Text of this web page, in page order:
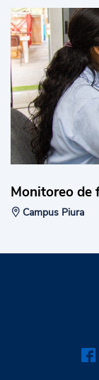
Monitoreo de
Campus Piura